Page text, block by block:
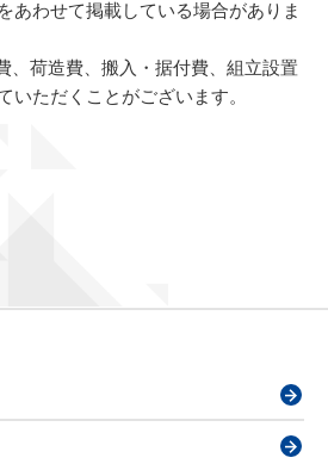
あわせて掲載している場合がありま
、荷造費、搬入・据付費、組立設置
いただくことがございます。